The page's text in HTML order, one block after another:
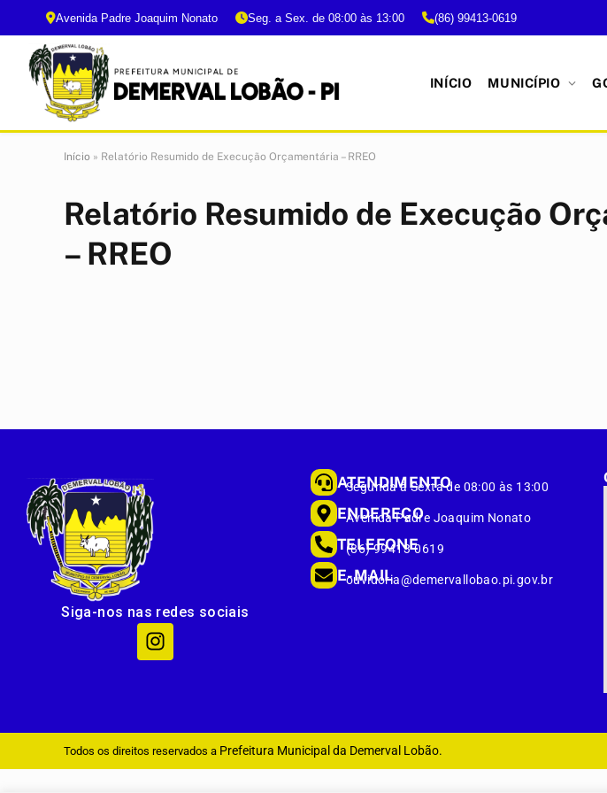
Avenida Padre Joaquim Nonato Seg. a Sex. de 08:00 às 13:00 (86) 99413-0619
INÍCIO MUNICÍPIO
Início » Relatório Resumido de Execução Orçamentária – RREO
Relatório Resumido de Execução
– RREO
Siga-nos nas redes sociais
ATENDIMENTO
Segunda à Sexta de 08:00 às 13:00
ENDEREÇO
Avenida Padre Joaquim Nonato
TELEFONE
(86) 99413-0619
E-MAIL
ouvidoria@demervallobao.pi.gov.br
Todos os direitos reservados a Prefeitura Municipal da Demerval Lobão.